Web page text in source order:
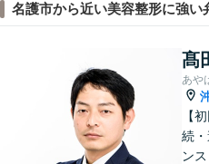
名護市から近い美容整形に強い
髙
あや
【
続
ン